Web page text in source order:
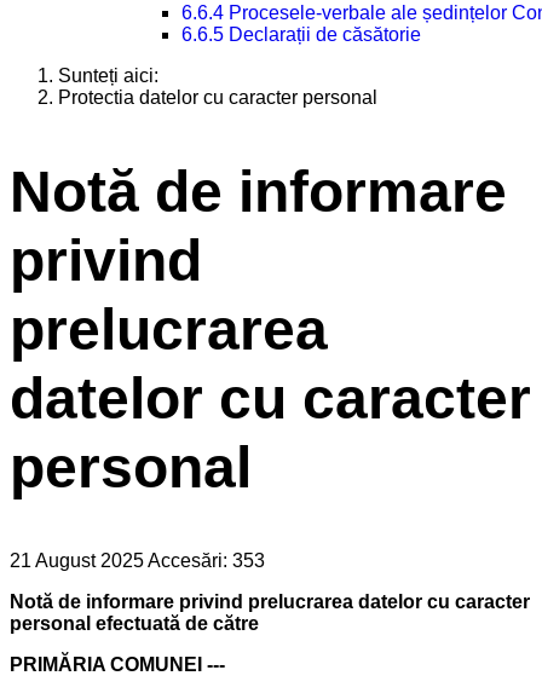
6.6.4 Procesele-verbale ale ședințelor
6.6.5 Declarații de căsătorie
Sunteți aici:
Protectia datelor cu caracter personal
Notă de informare
privind
prelucrarea
datelor cu caracter
personal
21 August 2025Accesări: 353
Notă de informare privind prelucrarea datelor cu caracter
personal efectuată de către
PRIMĂRIA COMUNEI ---